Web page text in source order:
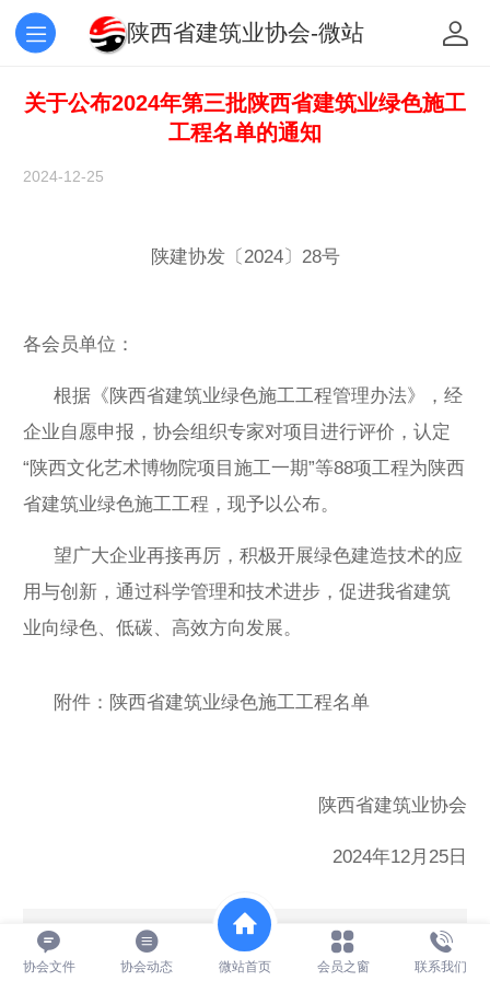
陕西省建筑业协会-微站
关于公布2024年第三批陕西省建筑业绿色施工
工程名单的通知
2024-12-25
陕建协发〔2024〕28号
各会员单位：
根据《陕西省建筑业绿色施工工程管理办法》，经
企业自愿申报，协会组织专家对项目进行评价，认定
“陕西文化艺术博物院项目施工一期”等88项工程为陕西
省建筑业绿色施工工程，现予以公布。
望广大企业再接再厉，积极开展绿色建造技术的应
用与创新，通过科学管理和技术进步，促进我省建筑
业向绿色、低碳、高效方向发展。
附件：陕西省建筑业绿色施工工程名单
陕西省建筑业协会
2024年12月25日
14K
协会文件 协会动态 微站首页 会员之窗 联系我们